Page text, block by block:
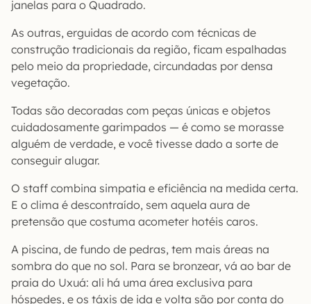
janelas para o Quadrado.
As outras, erguidas de acordo com técnicas de
construção tradicionais da região, ficam espalhadas
pelo meio da propriedade, circundadas por densa
vegetação.
Todas são decoradas com peças únicas e objetos
cuidadosamente garimpados — é como se morasse
alguém de verdade, e você tivesse dado a sorte de
conseguir alugar.
O staff combina simpatia e eficiência na medida certa.
E o clima é descontraído, sem aquela aura de
pretensão que costuma acometer hotéis caros.
A piscina, de fundo de pedras, tem mais áreas na
sombra do que no sol. Para se bronzear, vá ao bar de
praia do Uxuá: ali há uma área exclusiva para
hóspedes, e os táxis de ida e volta são por conta do